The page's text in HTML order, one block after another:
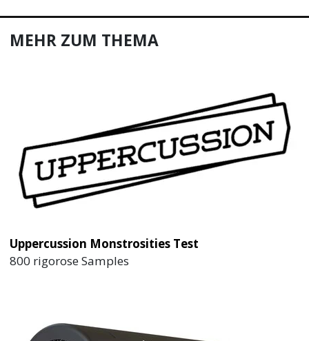
MEHR ZUM THEMA
Uppercussion Monstrosities Test
800 rigorose Samples